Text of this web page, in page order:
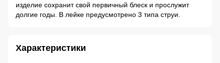
изделие сохранит свой первичный блеск и прослужит
долгие годы. В лейке предусмотрено 3 типа струи.
Характеристики